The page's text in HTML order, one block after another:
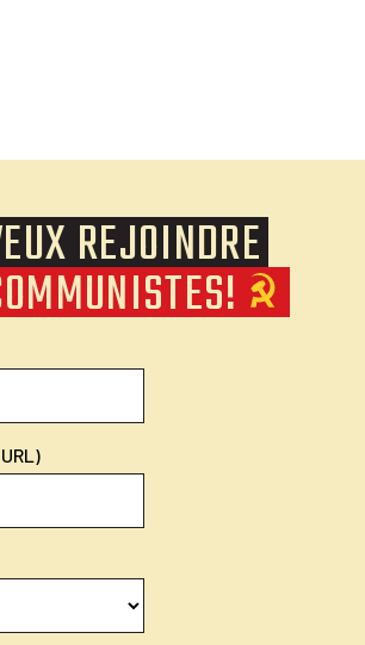
REJOINDRE